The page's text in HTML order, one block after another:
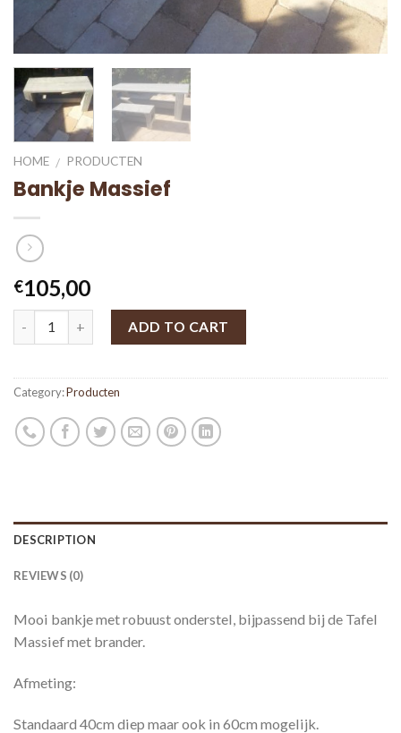
HOME / PRODUCTEN
Bankje Massief
€105,00
ADD TO CART
Category:Producten
DESCRIPTION
REVIEWS (0)
Mooi bankje met robuust onderstel, bijpassend bij de Tafel
Massief met brander.
Afmeting:
Standaard 40cm diep maar ook in 60cm mogelijk.